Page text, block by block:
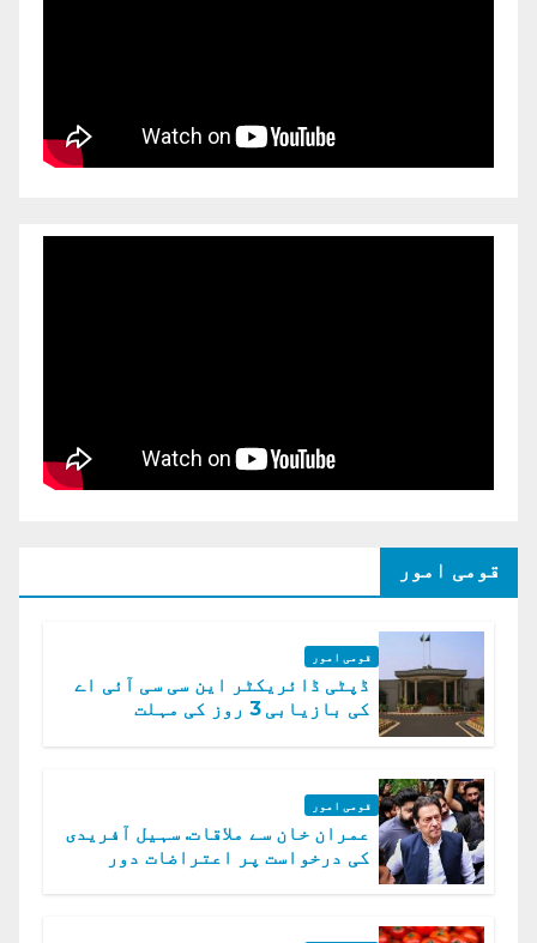
قومی امور
قومی امور
ڈپٹی ڈائریکٹر این سی سی آئی اے
کی بازیابی 3 روز کی مہلت
قومی امور
عمران خان سے ملاقات. سہیل آفریدی
کی درخواست پر اعتراضات دور